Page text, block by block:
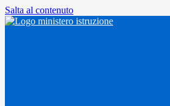
Salta al contenuto